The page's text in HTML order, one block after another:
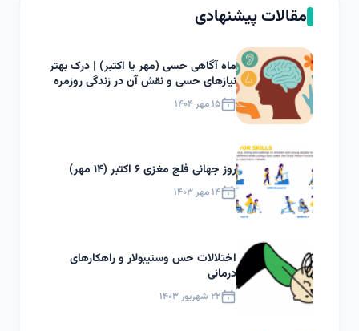
مقالات پیشنهادی
ماه آگاهی حسی (مهر یا اکتبر) | درک بهتر
نیازهای حسی و نقش آن در زندگی روزمره
۱۵ مهر ۱۴۰۴
روز جهانی فلج مغزی ۶ اکتبر (۱۴ مهر)
۱۴ مهر ۱۴۰۳
اختلالات حس وستیبولار و راهکارهای
درمانی
۲۲ شهریور ۱۴۰۳